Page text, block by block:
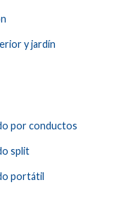
y jardín
por conductos
split
portátil